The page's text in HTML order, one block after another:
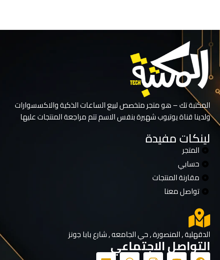
المكتبة تك – هو متجر متخصص لبيع الساعات الذكية والاكسسوارات
ولدينا قناة يوتيوب شهيرة بنفس الاسم تتم مراجعة المنتجات عليها
لينكات مفيدة
المتجر
حسابي
مقارنة المنتجات
تواصل معنا
الدقهلية , المنصورة , حي الجامعه , شارع بابا جونز
التواصل الاجتماعي